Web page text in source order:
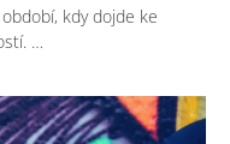
kdy dojde ke
…